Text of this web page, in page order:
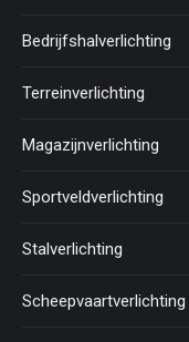
Bedrijfshalverlichting
Terreinverlichting
Magazijnverlichting
Sportveldverlichting
Stalverlichting
Scheepvaartverlichting